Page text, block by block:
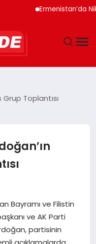
Ermenistan’da Nikol
Toplantısı
Bayramı ve Filistin
ve AK Parti
partisinin